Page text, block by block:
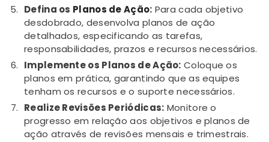
Defina os Planos de Ação: Para cada objetivo
desdobrado, desenvolva planos de ação
detalhados, especificando as tarefas,
responsabilidades, prazos e recursos necessários.
Implemente os Planos de Ação: Coloque os
planos em prática, garantindo que as equipes
tenham os recursos e o suporte necessários.
Realize Revisões Periódicas: Monitore o
progresso em relação aos objetivos e planos de
ação através de revisões mensais e trimestrais.